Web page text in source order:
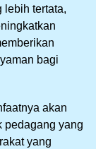
lebih tertata,
bagi
akan
pedagang yang
yang